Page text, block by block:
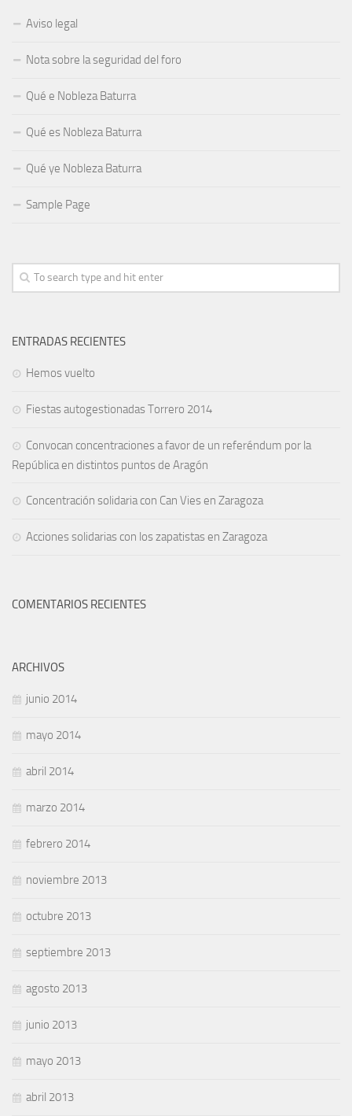
Aviso legal
Nota sobre la seguridad del foro
Qué e Nobleza Baturra
Qué es Nobleza Baturra
Qué ye Nobleza Baturra
Sample Page
ENTRADAS RECIENTES
Hemos vuelto
Fiestas autogestionadas Torrero 2014
Convocan concentraciones a favor de un referéndum por la
República en distintos puntos de Aragón
Concentración solidaria con Can Vies en Zaragoza
Acciones solidarias con los zapatistas en Zaragoza
COMENTARIOS RECIENTES
ARCHIVOS
junio 2014
mayo 2014
abril 2014
marzo 2014
febrero 2014
noviembre 2013
octubre 2013
septiembre 2013
agosto 2013
junio 2013
mayo 2013
abril 2013